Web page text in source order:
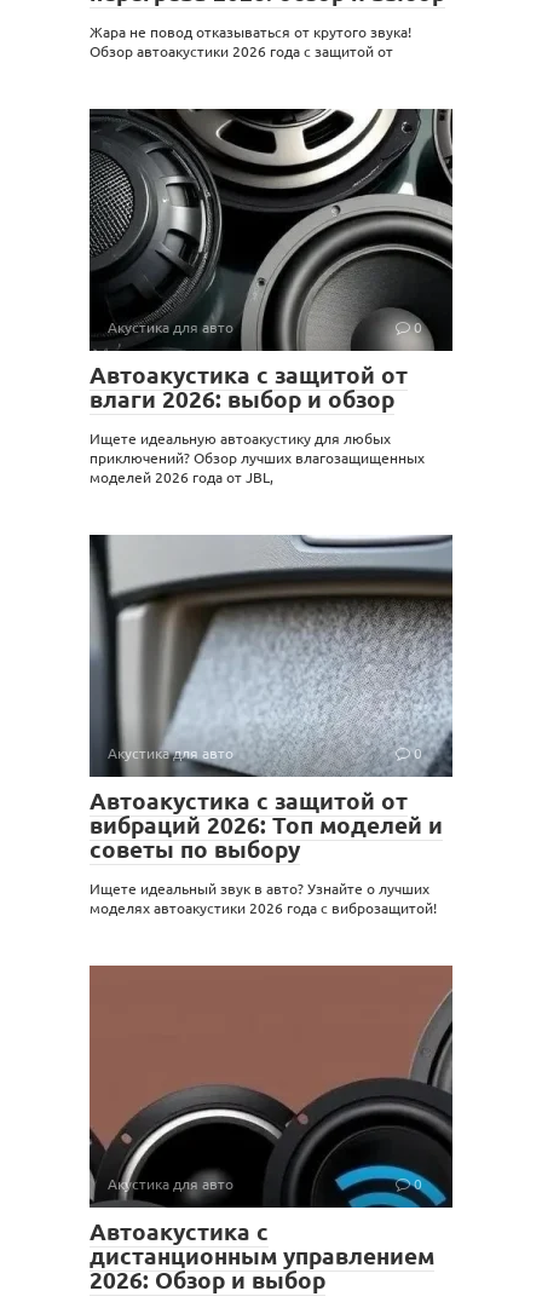
Жара не повод отказываться от крутого звука!
Обзор автоакустики 2026 года с защитой от
Акустика для авто 0
Автоакустика с защитой от
влаги 2026: выбор и обзор
Ищете идеальную автоакустику для любых
приключений? Обзор лучших влагозащищенных
моделей 2026 года от JBL,
Акустика для авто 0
Автоакустика с защитой от
вибраций 2026: Топ моделей и
советы по выбору
Ищете идеальный звук в авто? Узнайте о лучших
моделях автоакустики 2026 года с виброзащитой!
Акустика для авто 0
Автоакустика с
дистанционным управлением
2026: Обзор и выбор